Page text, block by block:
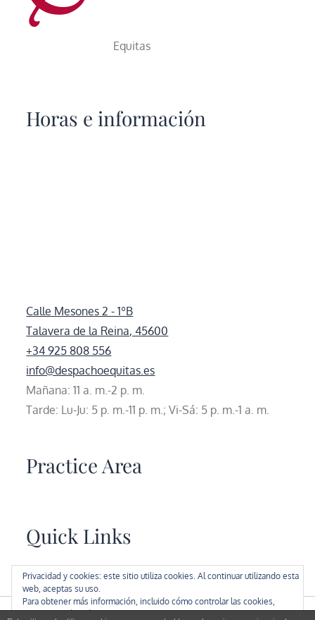
Equitas
Horas e información
Calle Mesones 2 - 1ºB
Talavera de la Reina, 45600
+34 925 808 556
info@despachoequitas.es
Mañana: 11 a. m.-2 p. m.
Tarde: Lu-Ju: 5 p. m.-11 p. m.; Vi-Sá: 5 p. m.-1 a. m.
Practice Area
Quick Links
Privacidad y cookies: este sitio utiliza cookies. Al continuar utilizando esta
web, aceptas su uso.
Para obtener más información, incluido cómo controlar las cookies,
consulta aquí:Política de cookies